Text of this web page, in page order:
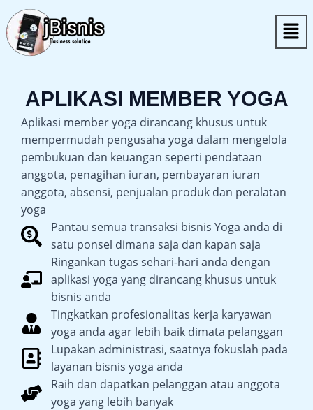
Lewati
ke
konten
APLIKASI MEMBER YOGA
Aplikasi member yoga dirancang khusus untuk
mempermudah pengusaha yoga dalam mengelola
pembukuan dan keuangan seperti pendataan
anggota, penagihan iuran, pembayaran iuran
anggota, absensi, penjualan produk dan peralatan
yoga
Pantau semua transaksi bisnis Yoga anda di
satu ponsel dimana saja dan kapan saja
Ringankan tugas sehari-hari anda dengan
aplikasi yoga yang dirancang khusus untuk
bisnis anda
Tingkatkan profesionalitas kerja karyawan
yoga anda agar lebih baik dimata pelanggan
Lupakan administrasi, saatnya fokuslah pada
layanan bisnis yoga anda
Raih dan dapatkan pelanggan atau anggota
yoga yang lebih banyak